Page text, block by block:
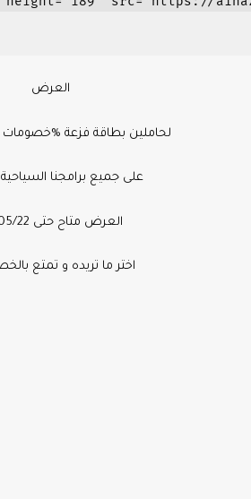
العرض
خصومات تصل حتى 30‎%‎ لحاملين بطاقة فزعة
على جميع برامجنا السياحية وخدماتنا
العرض متاح حتى 30/05/22
اختر ما تريده و تمتع